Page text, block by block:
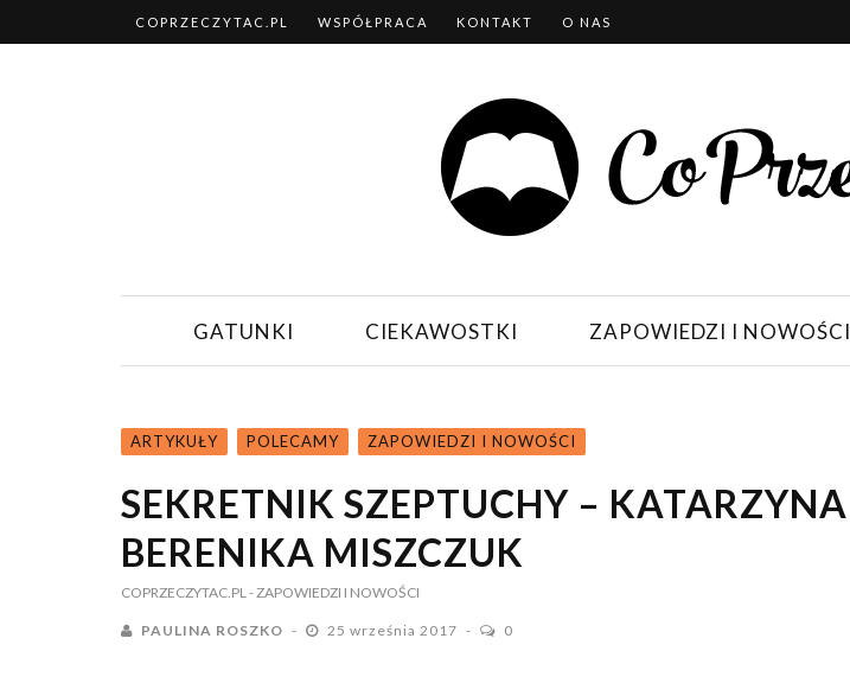
COPRZECZYTAC.PL WSPÓŁPRACA KONTAKT O NAS
GATUNKI CIEKAWOSTKI ZAPOWIEDZI I NOWOŚCI
ARTYKUŁY POLECAMY ZAPOWIEDZI I NOWOŚCI
SEKRETNIK SZEPTUCHY – KATARZYNA
BERENIKA MISZCZUK
COPRZECZYTAC.PL- ZAPOWIEDZI I NOWOŚCI
PAULINA ROSZKO 25 września 2017 0